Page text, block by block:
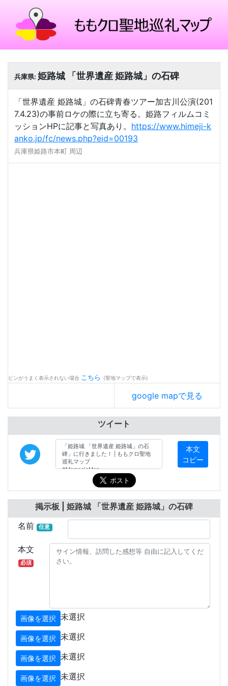
兵庫県: 姫路城 「世界遺産 姫路城」の石碑
「世界遺産 姫路城」の石碑青春ツアー加古川公演(201
7.4.23)の事前ロケの際に立ち寄る。姫路フィルムコミ
ッションHPに記事と写真あり。 https://www.himeji-k
anko.jp/fc/news.php?eid=00193
兵庫県姫路市本町 周辺
ピンがうまく表示されない場合 こちら (聖地マップで表示)
google mapで見る
ツイート
本文
コピー
掲示板 | 姫路城 「世界遺産 姫路城」の石碑
名前
任意
本文
必須
画像を選択 未選択
画像を選択 未選択
画像を選択 未選択
画像を選択 未選択